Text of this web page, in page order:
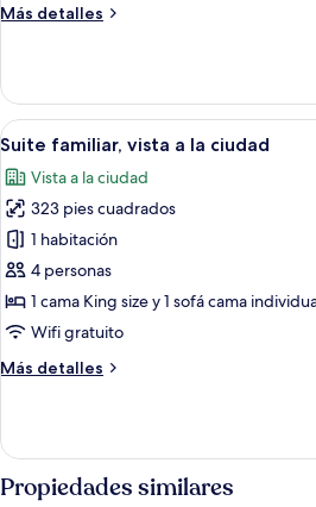
a
Más detalles
Más
doble
estándar,
vista
la
ciudad
Abrir
todas
las
fotos
de
Suite
familiar,
vista
la
9
Suite familiar, vista a la ciudad
Vista a la ciudad
323 pies cuadrados
1 habitación
4 personas
1 cama King size y 1 sofá cama
Wifi gratuito
Más detalles
Más
familiar,
vista
aPropiedades similares